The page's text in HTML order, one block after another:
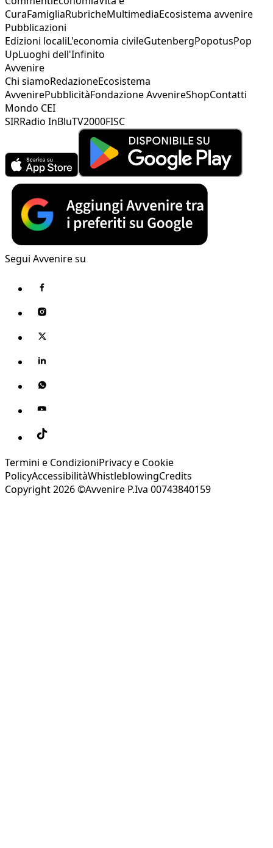
CuraFamigliaRubricheMultimediaEcosistema avvenire
Pubblicazioni
Edizioni localiL'economia civileGutenbergPopotusPop
UpLuoghi dell'Infinito
Avvenire
Chi siamoRedazioneEcosistema
AvvenirePubblicitàFondazione AvvenireShopContatti
Mondo CEI
SIRRadio InBluTV2000FISC
Segui Avvenire su
Termini e CondizioniPrivacy e Cookie
PolicyAccessibilitàWhistleblowingCredits
Copyright 2026 ©Avvenire P.Iva 00743840159